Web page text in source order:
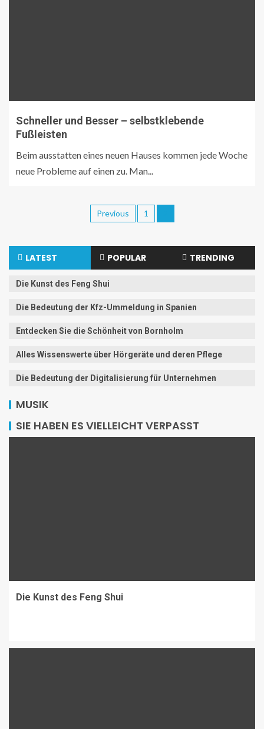
Schneller und Besser – selbstklebende
Fußleisten
Beim ausstatten eines neuen Hauses kommen jede Woche
neue Probleme auf einen zu. Man...
Previous 1
LATEST POPULAR TRENDING
Die Kunst des Feng Shui
Die Bedeutung der Kfz-Ummeldung in Spanien
Entdecken Sie die Schönheit von Bornholm
Alles Wissenswerte über Hörgeräte und deren Pflege
Die Bedeutung der Digitalisierung für Unternehmen
MUSIK
SIE HABEN ES VIELLEICHT VERPASST
Die Kunst des Feng Shui